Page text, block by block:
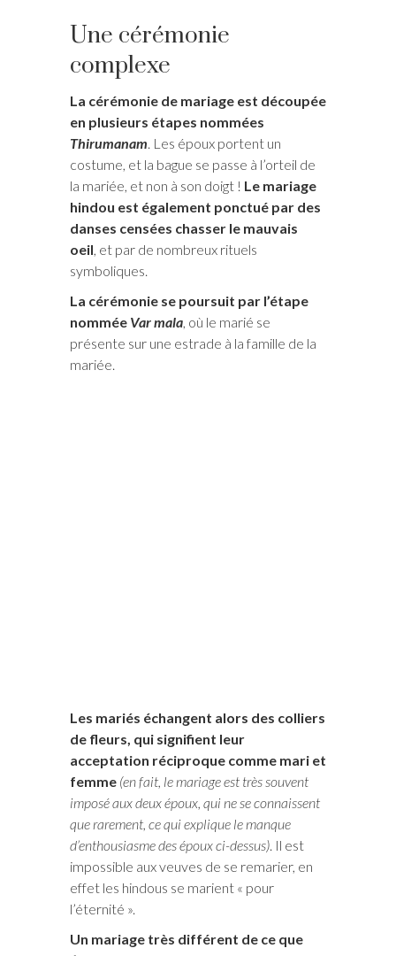
Une cérémonie
complexe
La cérémonie de mariage est découpée
en plusieurs étapes nommées
Thirumanam. Les époux portent un
costume, et la bague se passe à l’orteil de
la mariée, et non à son doigt ! Le mariage
hindou est également ponctué par des
danses censées chasser le mauvais
oeil, et par de nombreux rituels
symboliques.
La cérémonie se poursuit par l’étape
nommée Var mala, où le marié se
présente sur une estrade à la famille de la
mariée.
Les mariés échangent alors des colliers
de fleurs, qui signifient leur
acceptation réciproque comme mari et
femme (en fait, le mariage est très souvent
imposé aux deux époux, qui ne se connaissent
que rarement, ce qui explique le manque
d’enthousiasme des époux ci-dessus). Il est
impossible aux veuves de se remarier, en
effet les hindous se marient « pour
l’éternité ».
Un mariage très différent de ce que